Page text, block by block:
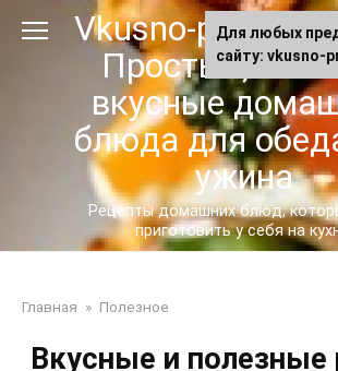
Vkusno-
Простые,
вкусные
блюда для
ужина
Рецепты домашних блюд,
приготовить у себя на
Главная » Полезное
Вкусные и полезные
Для любых
сайту: vkusno-